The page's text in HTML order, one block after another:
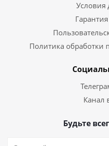
Условия
Политика обработки
Канал
Будьте